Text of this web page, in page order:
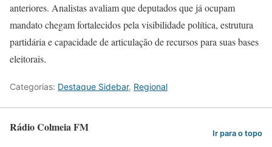
anteriores. Analistas avaliam que deputados que já ocupam
mandato chegam fortalecidos pela visibilidade política, estrutura
partidária e capacidade de articulação de recursos para suas bases
eleitorais.
Categorias: Destaque Sidebar, Regional
Rádio Colmeia FM Ir para o topo